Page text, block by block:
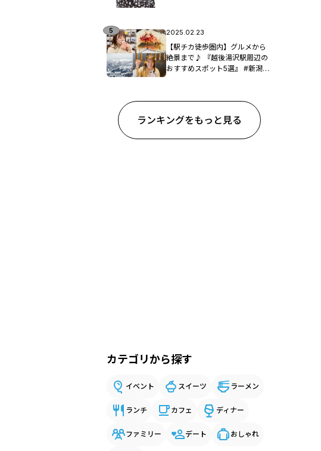
2025.02.23
【駅チカ徒歩圏内】グルメから
絶景まで♪ 『越後湯沢駅周辺の
おすすめスポット5選』 #新潟観
ランキングをもっと見る
カテゴリから探す
イベント スイーツ ラーメン
ランチ カフェ ディナー
ファミリー デート おしゃれ